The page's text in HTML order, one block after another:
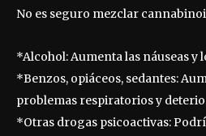
No es seguro mezclar
*Alcohol: Aumenta las náuseas y
*Benzos, opiáceos, sedantes:
problemas respiratorios y
*Otras drogas psicoactivas: